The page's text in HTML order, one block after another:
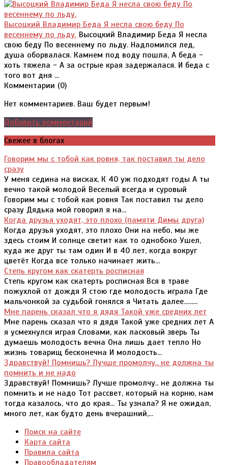
Высоцкий Владимир Беда Я несла свою беду По
весеннему по льду. Высоцкий Владимир Беда Я несла
свою беду По весеннему по льду. Надломился лед,
душа оборвалася. Камнем под воду пошла, А беда -
хоть тяжела - А за острые края задержалася. И беда с
того вот дня ...
Комментарии (0)
Нет комментариев. Ваш будет первым!
Добавить комментарий
Свежее в блогах
Говорим мы с тобой как ровня, так поставил ты дело
сразу
У меня седина на висках, К 40 уж подходят годы А ты
вечно такой молодой Веселый всегда и суровый
Говорим мы с тобой как ровня Так поставил ты дело
сразу Дядька мой говорил я на...
Когда друзья уходят, это плохо (памяти Димы друга)
Когда друзья уходят, это плохо Они на небо, мы же
здесь стоим И солнце светит как то однобоко Ушел,
куда же друг ты там один И в 40 лет, когда вокруг
цветёт Когда все только начинает жить...
Степь кругом как скатерть росписная
Степь кругом как скатерть росписная Вся в траве
пожухлой от дождя Я стою где молодость играла Где
мальчонкой за судьбой гонялся я Читать далее.........
Мне парень сказал что я дядя Такой уже средних лет
Мне парень сказал что я дядя Такой уже средних лет А
я усмехнулся играя Словами, как ласковый зверь Ты
думаешь молодость вечна Она лишь дает тепло Но
жизнь товарищ бесконечна И молодость...
Здравствуй! Помнишь? Лучше промолчу.. не должна ты
помнить и не надо
Здравствуй! Помнишь? Лучше промолчу.. не должна ты
помнить и не надо Тот рассвет, который на корню, нам
тогда казалось, что до края... Ты узнала? Я не ожидал,
много лет, как будто день вчерашний,...
Поиск на сайте
Карта сайта
Правила сайта
Правообладателям